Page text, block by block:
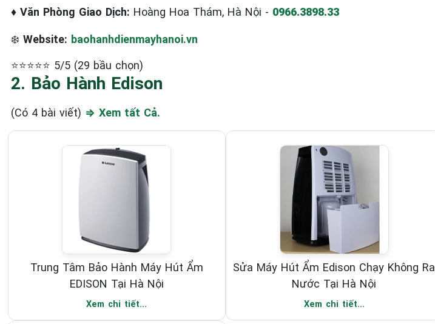
♦ Văn Phòng Giao Dịch: Hoàng Hoa Thám, Hà Nội - 0966.3898.33
❄️ Website: baohanhdienmayhanoi.vn
⭐⭐⭐⭐⭐ 5/5 (29 bầu chọn)
2. Bảo Hành Edison
(Có 4 bài viết) ⇒ Xem tất Cả.
Trung Tâm Bảo Hành Máy Hút Ẩm
EDISON Tại Hà Nội
Xem chi tiết...
Sửa Máy Hút Ẩm Edison Chạy Không Ra
Nước Tại Hà Nội
Xem chi tiết...